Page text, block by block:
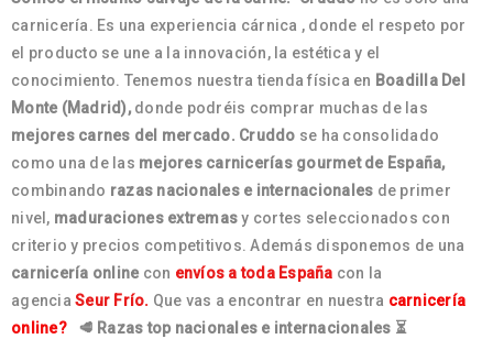
carnicería. Es una experiencia cárnica , donde el respeto por
el producto se une a la innovación, la estética y el
conocimiento. Tenemos nuestra tienda física en Boadilla Del
Monte (Madrid),donde podréis comprar muchas de las
mejores carnes del mercado. Cruddo se ha consolidado
como una de las mejores carnicerías gourmet de España,
combinando razas nacionales e internacionales de primer
nivel, maduraciones extremasy cortes seleccionados con
criterio y precios competitivos. Además disponemos de una
carnicería onlinecon envíos a toda España con la
agencia Seur Frío. Que vas a encontrar en nuestra carnicería
online?
🥩 Razas top nacionales e internacionales ⏳